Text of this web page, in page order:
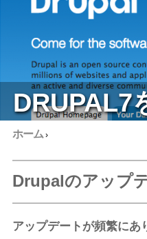
DRUPAL7
ホーム›
Drupalのアップ
アップデートが頻繁にあ